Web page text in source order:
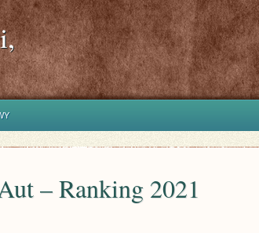
– Ranking 2021